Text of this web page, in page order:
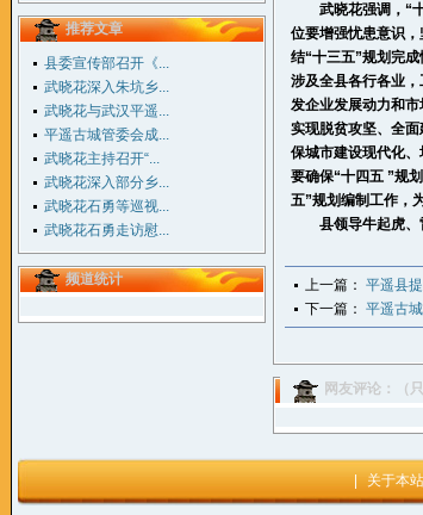
推荐文章
县委宣传部召开《...
武晓花深入朱坑乡...
武晓花与武汉平遥...
平遥古城管委会成...
武晓花主持召开“...
武晓花深入部分乡...
武晓花石勇等巡视...
武晓花石勇走访慰...
频道统计
武晓花强调，“十
位要增强忧患意识
结“十三五”规划完
涉及全县各行各业
发企业发展动力和
实现脱贫攻坚、全
保城市建设现代化
要确保“十四五 ”规
五”规划编制工作，
县领导牛起虎、雷
上一篇： 平遥县
下一篇： 平遥古
网友评论：（
关于本站